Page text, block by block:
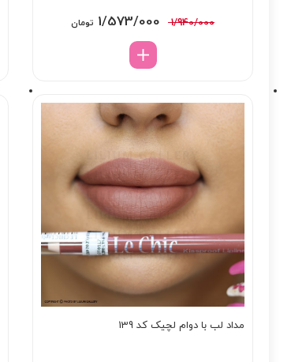
1/940/000
قیمت
اصلی:
1/573/000 تومانقیمت
مداد لب با دوام لچیک کد 139